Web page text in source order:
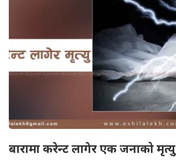
बारामा करेन्ट लागेर एक जनाको मृत्यु